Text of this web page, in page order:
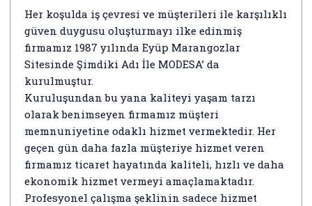
Her koşulda iş çevresi ve müşterileri ile karşılıklı
güven duygusu oluşturmayı ilke edinmiş
firmamız 1987 yılında Eyüp Marangozlar
Sitesinde Şimdiki Adı İle MODESA’ da
kurulmuştur.
Kuruluşundan bu yana kaliteyi yaşam tarzı
olarak benimseyen firmamız müşteri
memnuniyetine odaklı hizmet vermektedir. Her
geçen gün daha fazla müşteriye hizmet veren
firmamız ticaret hayatında kaliteli, hızlı ve daha
ekonomik hizmet vermeyi amaçlamaktadır.
Profesyonel çalışma şeklinin sadece hizmet